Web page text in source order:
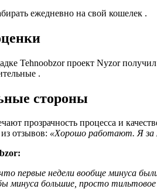
ежедневно на свой кошелек .
Tehnoobzor проект Nyzor
.
стороны
прозрачность процесса и
отзывов: «Хорошо работают. Я за
первые недели вообще минуса
минуса большие, просто тильтовое